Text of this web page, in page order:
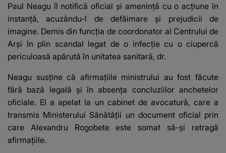
Paul Neagu îl notifică oficial și amenință cu o acțiune în
instanță, acuzându-l de defăimare și prejudicii de
imagine. Demis din funcția de coordonator al Centrului de
Arși în plin scandal legat de o infecție cu o ciupercă
periculoasă apărută în unitatea sanitară, dr.
Neagu susține că afirmațiile ministrului au fost făcute
fără bază legală și în absența concluziilor anchetelor
oficiale. El a apelat la un cabinet de avocatură, care a
transmis Ministerului Sănătății un document oficial prin
care Alexandru Rogobete este somat să-și retragă
afirmațiile.